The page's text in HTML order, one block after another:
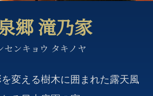
郷 滝乃家
センキョウ タキノヤ
変える樹木に囲まれた露天風